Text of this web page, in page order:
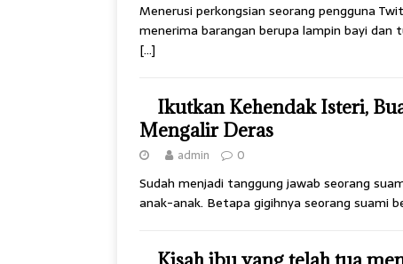
Menerusi perkongsian seorang pengguna
menerima barangan berupa lampin bayi
[…]
Ikutkan Kehendak Isteri,
Mengalir Deras
admin 0
Sudah menjadi tanggung jawab seorang
anak-anak. Betapa gigihnya seorang suami